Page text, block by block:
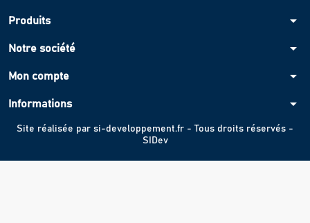
Produits arrow_drop_down
Notre société arrow_drop_down
Mon compte arrow_drop_down
Informations arrow_drop_down
Site réalisée par si-developpement.fr - Tous droits réservés -
SIDev